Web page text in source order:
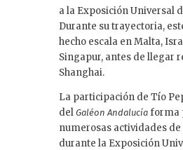
a la Exposición Universal
Durante su trayectoria,
hecho escala en Malta,
Singapur, antes de llegar
Shanghai.
La participación de Tío
del Galéon Andalucía forma
numerosas actividades
durante la Exposición